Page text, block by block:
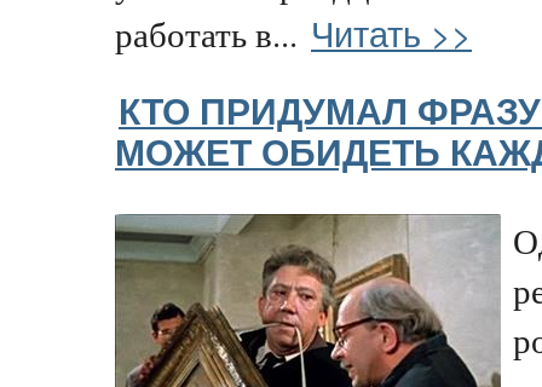
работать в... Читать >>
КТО ПРИДУМАЛ
МОЖЕТ ОБИДЕТЬ